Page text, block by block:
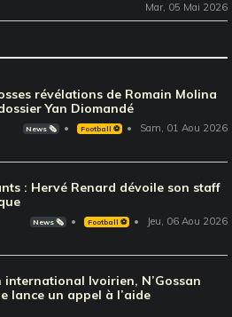
Mar, 05 Mai 2026
révélations de Romain Molina
Yan Diomandé
News 🗞️ Football ⚽️ Sam, 01 Aou 2026
: Hervé Renard dévoile son staff
News 🗞️ Football ⚽️ Jeu, 06 Aou 2026
international Ivoirien, N’Gossan
lance un appel à l’aide